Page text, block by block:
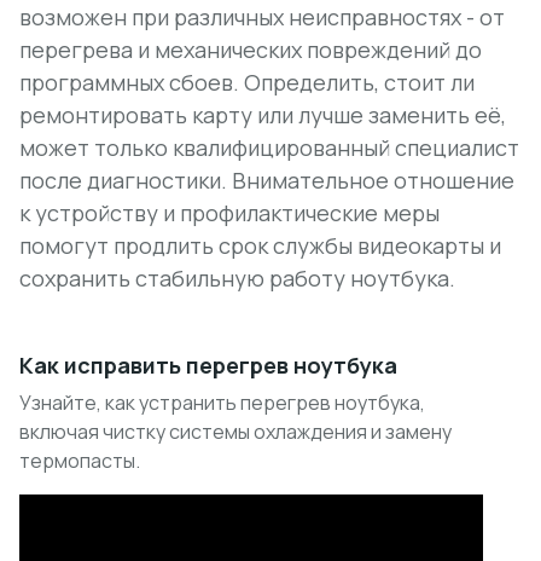
возможен при различных неисправностях - от
перегрева и механических повреждений до
программных сбоев. Определить, стоит ли
ремонтировать карту или лучше заменить её,
может только квалифицированный специалист
после диагностики. Внимательное отношение
к устройству и профилактические меры
помогут продлить срок службы видеокарты и
сохранить стабильную работу ноутбука.
Как исправить перегрев ноутбука
Узнайте, как устранить перегрев ноутбука,
включая чистку системы охлаждения и замену
термопасты.